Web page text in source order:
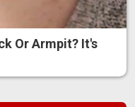
Or Armpit? It's